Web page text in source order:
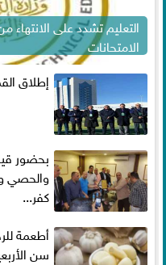
الامتحانات
إطلاق
بحضور
والحصي
كفر...
أطعمة
سن